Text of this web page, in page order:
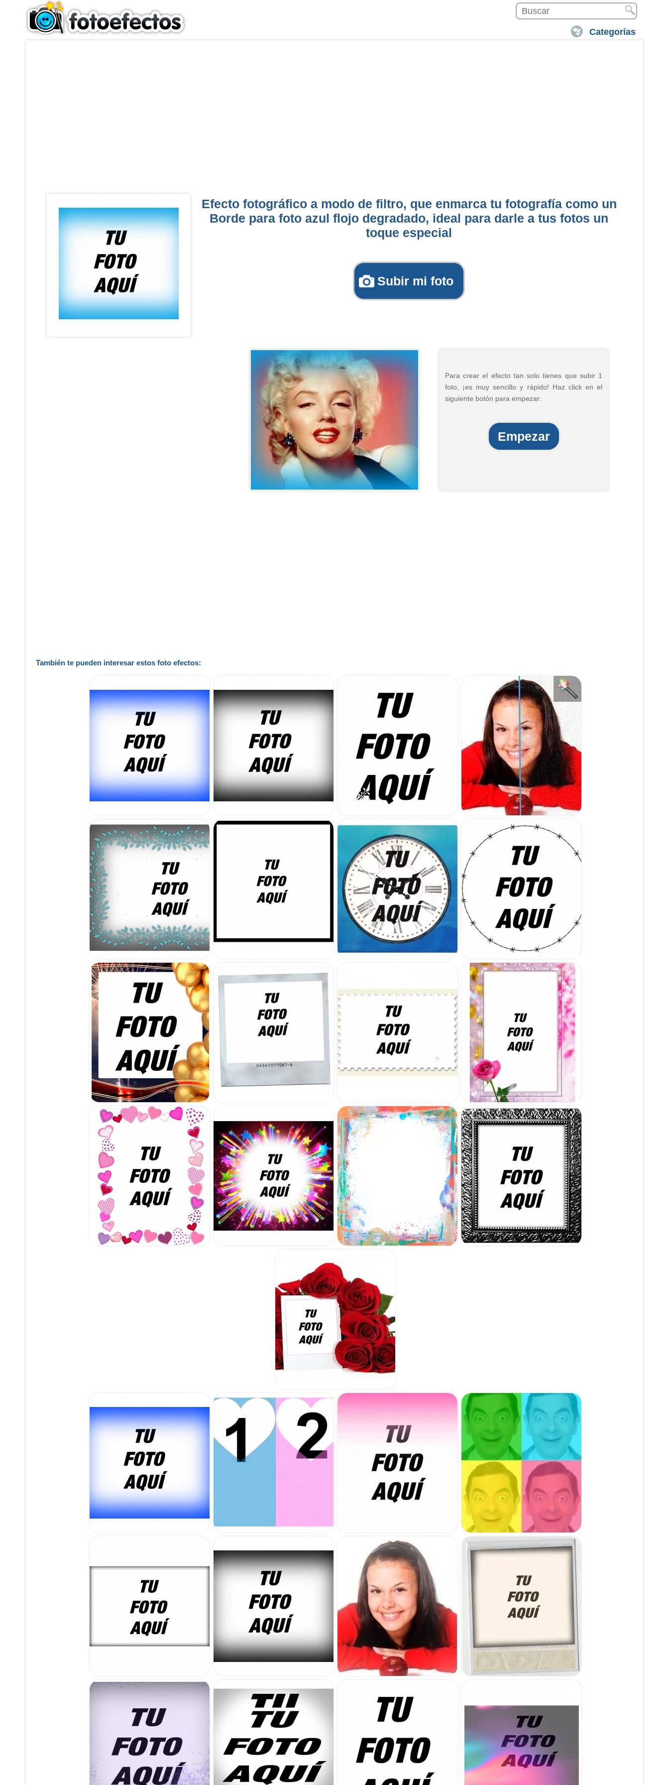
Categorías
Efecto fotográfico a modo de filtro, que enmarca tu fotografía como un
Borde para foto azul flojo degradado, ideal para darle a tus fotos un
toque especial
Subir mi foto
Para crear el efecto tan solo tienes que subir 1
foto, ¡es muy sencillo y rápido! Haz click en el
siguiente botón para empezar:
Empezar
También te pueden interesar estos foto efectos: